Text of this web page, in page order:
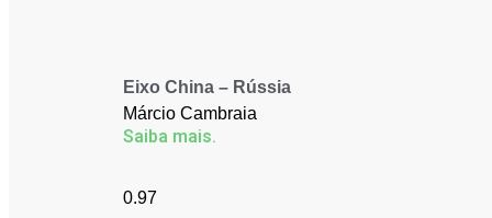
Eixo China – Rússia
Márcio Cambraia
Saiba mais.